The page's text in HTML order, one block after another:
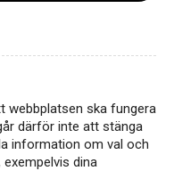
webbplatsen ska fungera
därför inte att stänga
information om val och
dina